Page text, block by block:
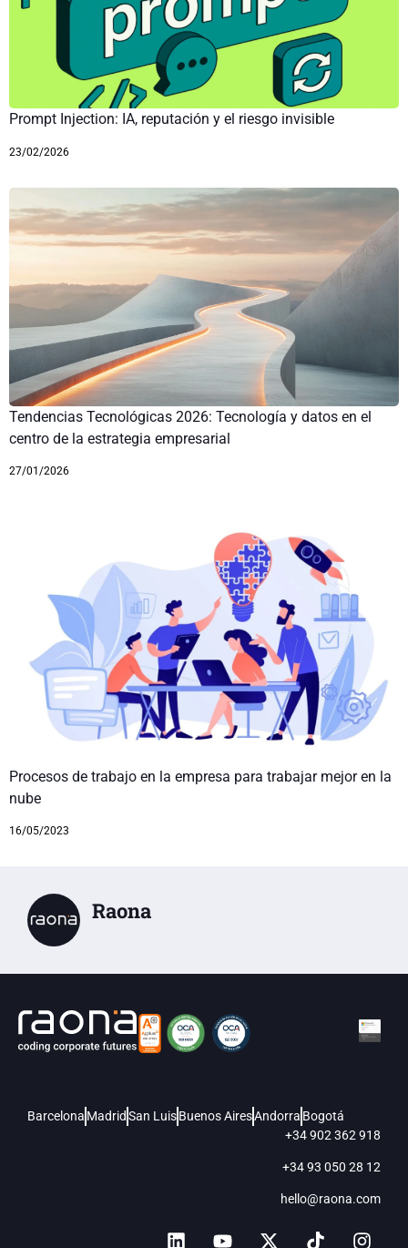
Prompt Injection: IA, reputación y el riesgo invisible
23/02/2026
Tendencias Tecnológicas 2026: Tecnología y datos en el
centro de la estrategia empresarial
27/01/2026
Procesos de trabajo en la empresa para trabajar mejor en la
nube
16/05/2023
Raona
Barcelona MadridSan LuisBuenos AiresAndorra Bogotá
+34 902 362 918
+34 93 050 28 12
hello@raona.com